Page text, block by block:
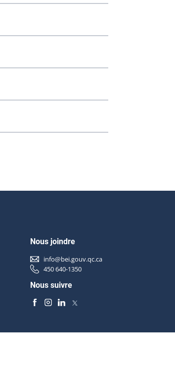
Nous joindre
info@bei.gouv.qc.ca
450 640-1350
Nous suivre